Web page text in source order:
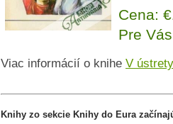
Cena:
Pre
Viac informácií o knihe V
Knihy zo sekcie Knihy do Eura